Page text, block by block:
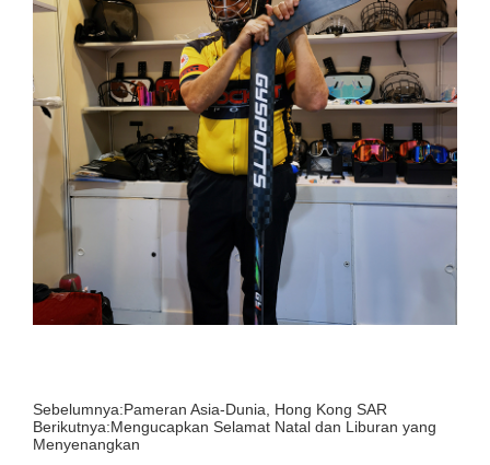
Sebelumnya:Pameran Asia-Dunia, Hong Kong SAR
Berikutnya:Mengucapkan Selamat Natal dan Liburan yang
Menyenangkan